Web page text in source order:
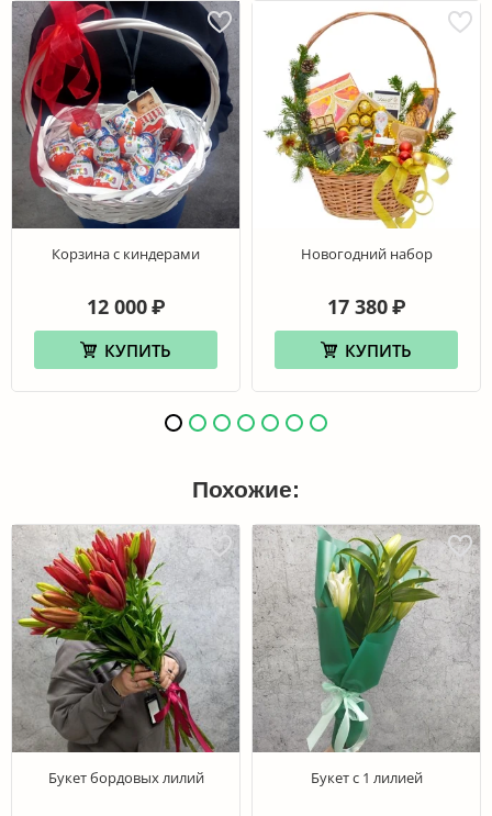
Корзина с киндерами
12 000 ₽
КУПИТЬ
Новогодний набор
17 380 ₽
КУПИТЬ
Похожие:
Букет бордовых лилий Букет с 1 лилией